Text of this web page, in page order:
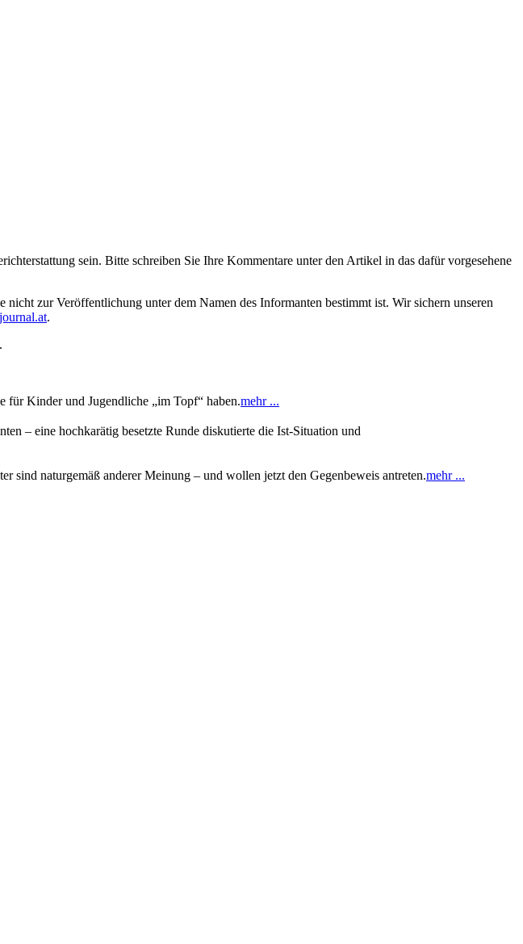
sein. Bitte schreiben Sie Ihre Kommentare unter den Artikel in das dafür vorgesehene
zur Veröffentlichung unter dem Namen des Informanten bestimmt ist. Wir sichern unseren
.
.
Kinder und Jugendliche „im Topf“ haben.mehr ...
– eine hochkarätig besetzte Runde diskutierte die Ist-Situation und
sind naturgemäß anderer Meinung – und wollen jetzt den Gegenbeweis antreten.mehr ...